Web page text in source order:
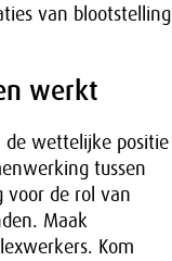
van blootstelling
werkt
de wettelijke positie
tussen
voor de rol van
Maak
Kom